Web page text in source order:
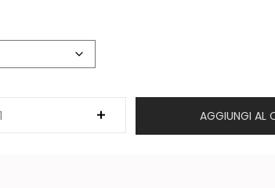
AGGIUNGI AL